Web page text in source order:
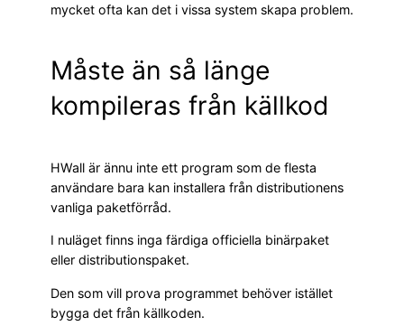
mycket ofta kan det i vissa system skapa problem.
Måste än så länge
kompileras från källkod
HWall är ännu inte ett program som de flesta
användare bara kan installera från distributionens
vanliga paketförråd.
I nuläget finns inga färdiga officiella binärpaket
eller distributionspaket.
Den som vill prova programmet behöver istället
bygga det från källkoden.